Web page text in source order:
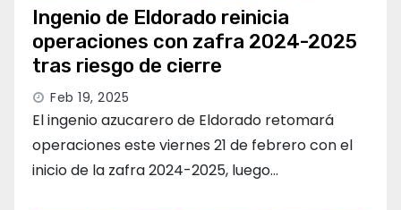
Ingenio de Eldorado reinicia
operaciones con zafra 2024-2025
tras riesgo de cierre
Feb 19, 2025
El ingenio azucarero de Eldorado retomará
operaciones este viernes 21 de febrero con el
inicio de la zafra 2024-2025, luego…